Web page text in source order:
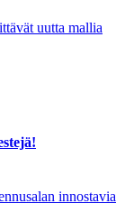
uutta mallia
innostavia